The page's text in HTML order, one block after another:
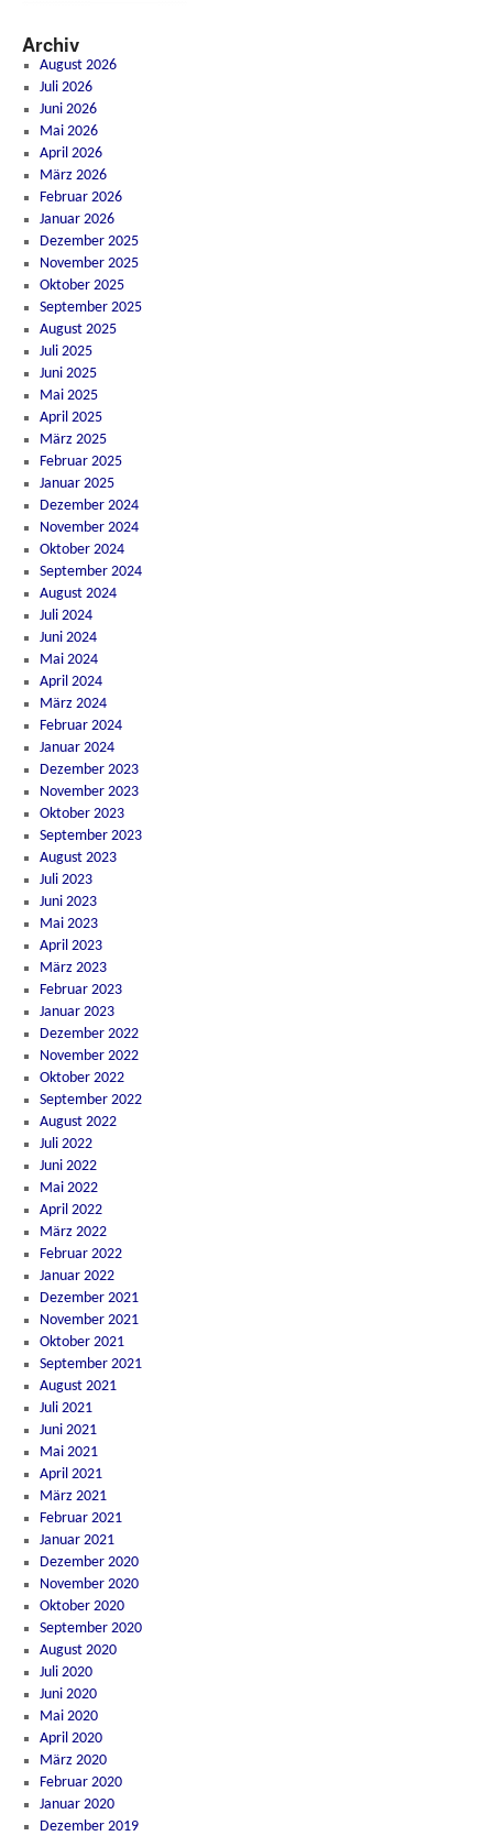
Archiv
August 2026
Juli 2026
Juni 2026
Mai 2026
April 2026
März 2026
Februar 2026
Januar 2026
Dezember 2025
November 2025
Oktober 2025
September 2025
August 2025
Juli 2025
Juni 2025
Mai 2025
April 2025
März 2025
Februar 2025
Januar 2025
Dezember 2024
November 2024
Oktober 2024
September 2024
August 2024
Juli 2024
Juni 2024
Mai 2024
April 2024
März 2024
Februar 2024
Januar 2024
Dezember 2023
November 2023
Oktober 2023
September 2023
August 2023
Juli 2023
Juni 2023
Mai 2023
April 2023
März 2023
Februar 2023
Januar 2023
Dezember 2022
November 2022
Oktober 2022
September 2022
August 2022
Juli 2022
Juni 2022
Mai 2022
April 2022
März 2022
Februar 2022
Januar 2022
Dezember 2021
November 2021
Oktober 2021
September 2021
August 2021
Juli 2021
Juni 2021
Mai 2021
April 2021
März 2021
Februar 2021
Januar 2021
Dezember 2020
November 2020
Oktober 2020
September 2020
August 2020
Juli 2020
Juni 2020
Mai 2020
April 2020
März 2020
Februar 2020
Januar 2020
Dezember 2019